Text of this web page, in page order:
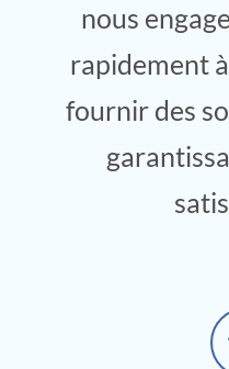
nous
rapidement
fournir des